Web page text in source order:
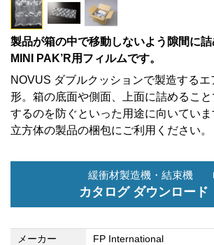
製品が箱の中で移動しないよう隙間に
MINI PAK’R用フィルムです。
NOVUS ダブルクッションで製造する
形。箱の底面や側面、上面に詰めるこ
するのを防ぐといった用途に向いていま
立方体の製品の梱包にご利用ください。
緩衝材製造機・結束機
カタログ ダウンロード
メーカー
FP International